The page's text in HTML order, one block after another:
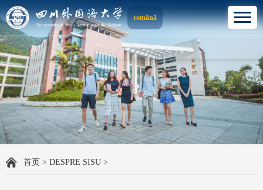
română
首页 > DESPRE SISU >